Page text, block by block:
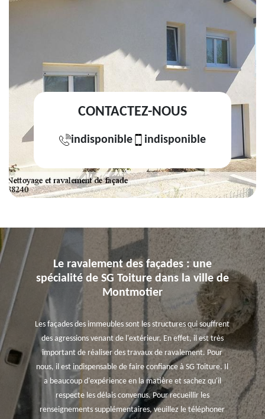
CONTACTEZ-NOUS
indisponible indisponible
Le ravalement des façades : une
spécialité de SG Toiture dans la ville de
Montmotier
Les façades des immeubles sont les structures qui souffrent
des agressions venant de l'extérieur. En effet, il est très
important de réaliser des travaux de ravalement. Pour
nous, il est indispensable de faire confiance à SG Toiture. Il
a beaucoup d'expérience en la matière et sachez qu'il
respecte les délais convenus. Pour recueillir les
renseignements supplémentaires, veuillez le téléphoner